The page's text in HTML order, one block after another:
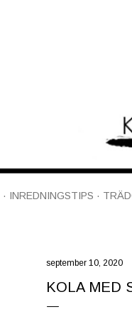
INREDNINGSTIPS
september 10, 2020
KOLA MED